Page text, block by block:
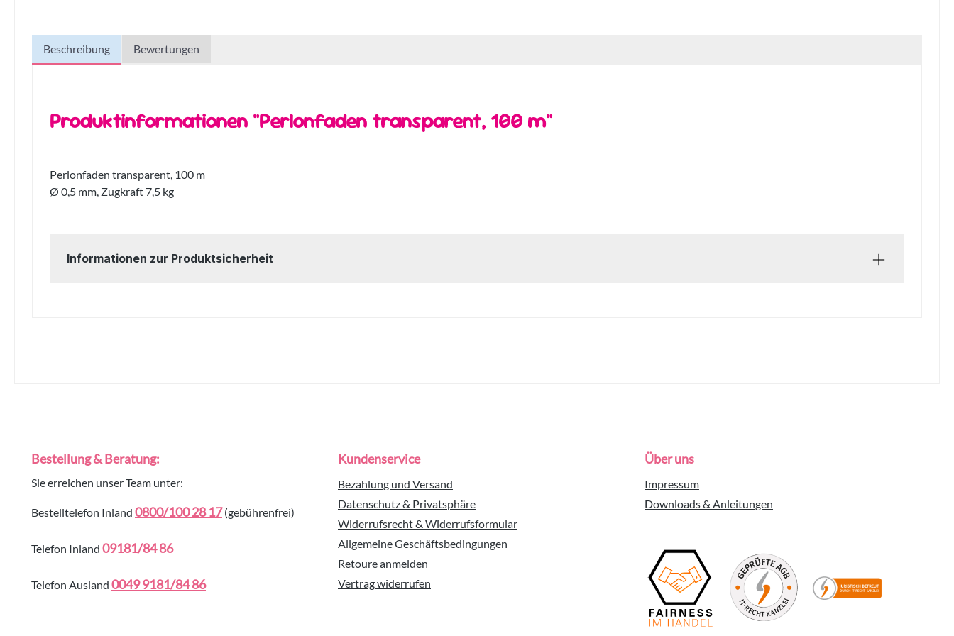
Beschreibung Bewertungen
Produktinformationen "Perlonfaden transparent, 100 m"
Perlonfaden transparent, 100 m
Ø 0,5 mm, Zugkraft 7,5 kg
Informationen zur Produktsicherheit
Bestellung & Beratung:
Sie erreichen unser Team unter:
Bestelltelefon Inland 0800/100 28 17(gebührenfrei)
Telefon Inland 09181/84 86
Telefon Ausland 0049 9181/84 86
Kundenservice
Bezahlung und Versand
Datenschutz & Privatsphäre
Widerrufsrecht & Widerrufsformular
Allgemeine Geschäftsbedingungen
Retoure anmelden
Vertrag widerrufen
Über uns
Impressum
Downloads & Anleitungen